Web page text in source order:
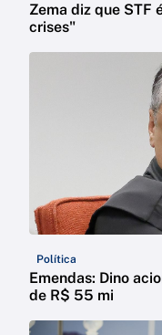
Zema diz que STF
crises"
Política
Emendas: Dino
de R$ 55 mi